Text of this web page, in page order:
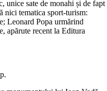
unice sate de monahi și de fapt
nici tematica sport-turism:
Leonard Popa urmărind
apărute recent la Editura